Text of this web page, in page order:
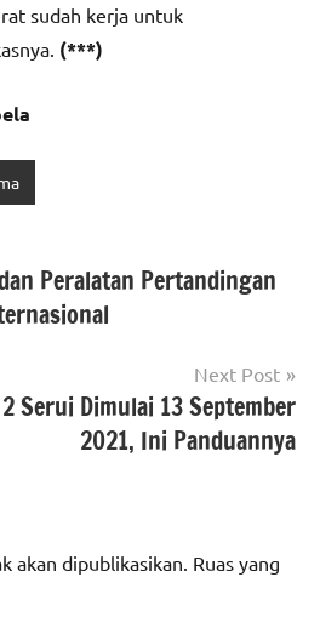
sudah kerja untuk
(***)
Peralatan Pertandingan
Next Post
Serui Dimulai 13 September
2021, Ini Panduannya
akan dipublikasikan. Ruas yang